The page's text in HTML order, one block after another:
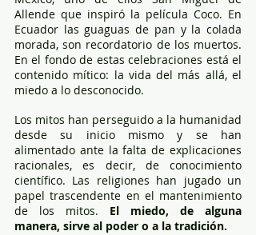
Allende que inspiró la película Coco. En
Ecuador las guaguas de pan y la colada
morada, son recordatorio de los muertos.
En el fondo de estas celebraciones está el
contenido mítico: la vida del más allá, el
miedo a lo desconocido.
Los mitos han perseguido a la humanidad
desde su inicio mismo y se han
alimentado ante la falta de explicaciones
racionales, es decir, de conocimiento
científico. Las religiones han jugado un
papel trascendente en el mantenimiento
de los mitos. El miedo, de alguna
manera, sirve al poder o a la tradición.